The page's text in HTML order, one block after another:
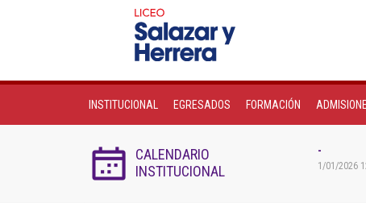
INSTITUCIONAL EGRESADOS FORMACIÓN
CALENDARIO
INSTITUCIONAL
-
1/01/2026